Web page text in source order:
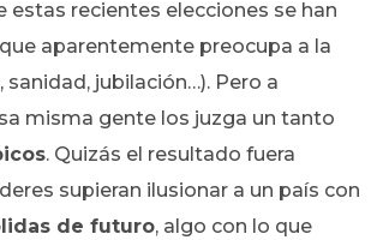
estas recientes elecciones se han
aparentemente preocupa a la
jubilación…). Pero a
misma gente los juzga un tanto
. Quizás el resultado fuera
supieran ilusionar a un país con
de futuro, algo con lo que